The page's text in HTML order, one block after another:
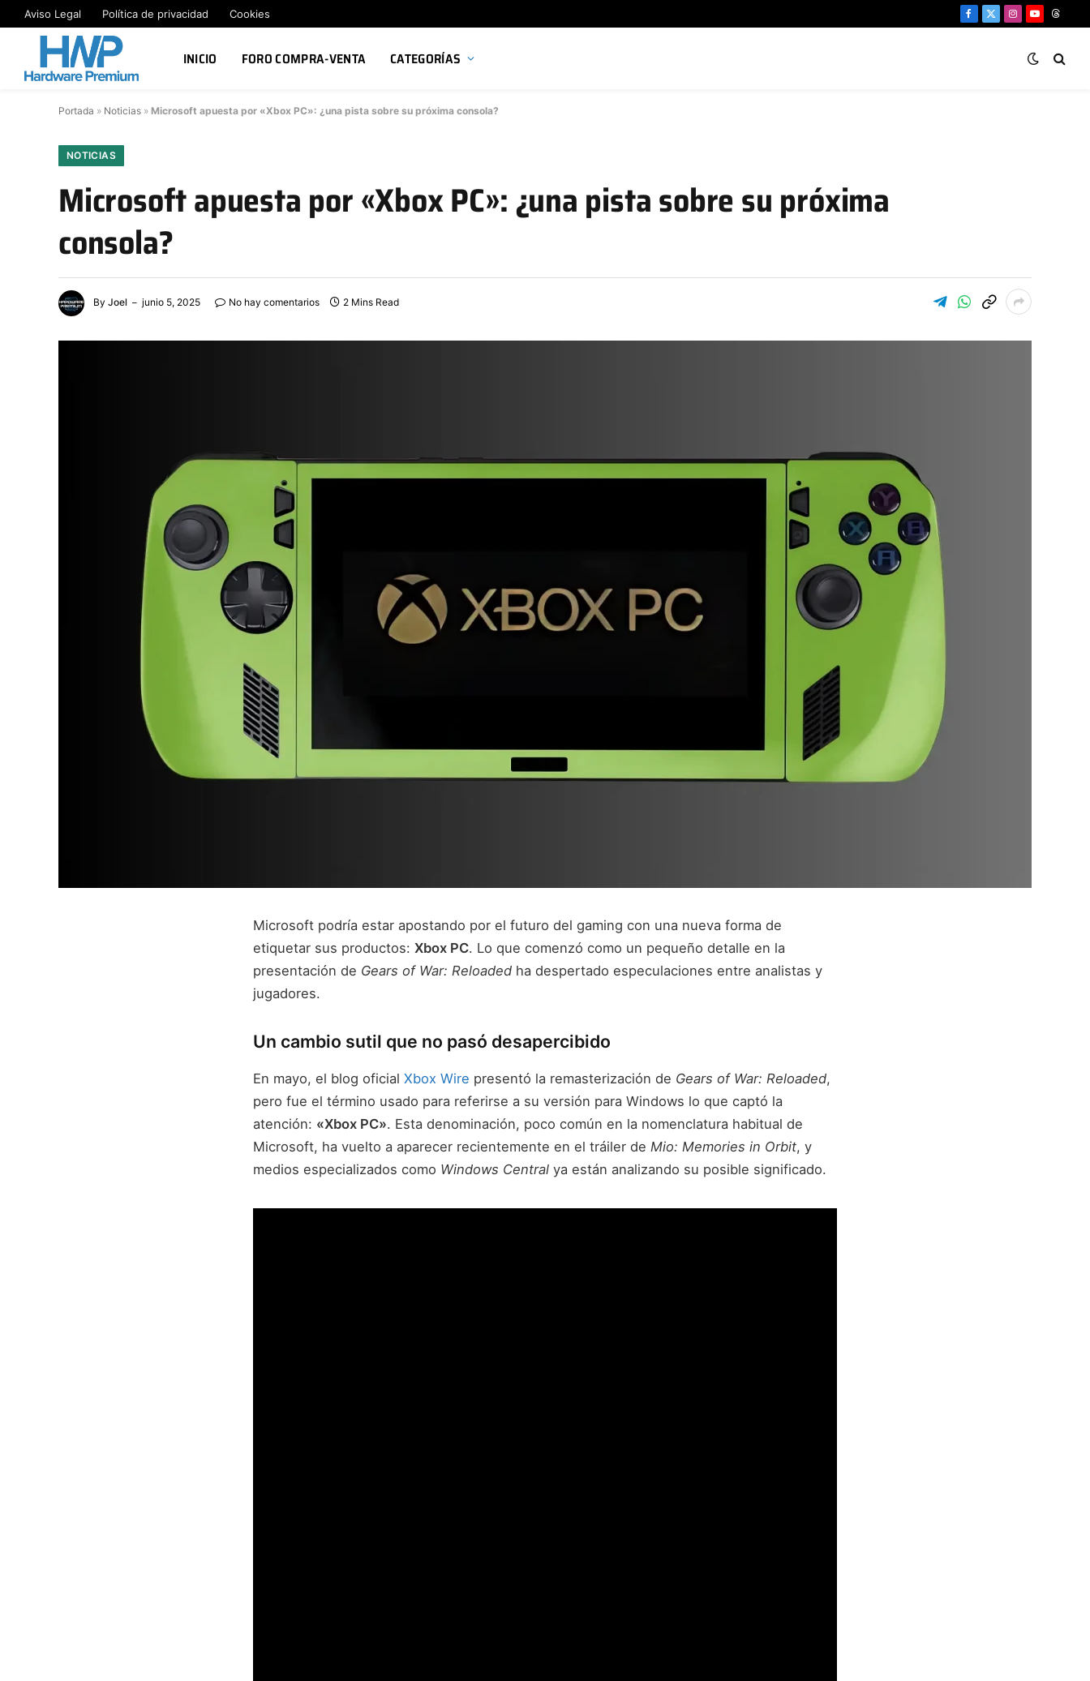
Aviso Legal Política de privacidad Cookies
Facebook
X
Instagram
YouTube
INICIO FORO COMPRA-VENTA CATEGORÍAS
Portada » Noticias » Microsoft apuesta por «Xbox PC»: ¿una pista sobre su próxima consola?
NOTICIAS
Microsoft apuesta por «Xbox PC»: ¿una pista sobre su próxima
consola?
By Joel junio 5, 2025 No hay comentarios 2 Mins Read
Microsoft podría estar apostando por el futuro del gaming con una nueva forma de
etiquetar sus productos: Xbox PC. Lo que comenzó como un pequeño detalle en la
presentación de Gears of War: Reloaded ha despertado especulaciones entre analistas y
jugadores.
Un cambio sutil que no pasó desapercibido
En mayo, el blog oficial Xbox Wire presentó la remasterización de Gears of War: Reloaded,
pero fue el término usado para referirse a su versión para Windows lo que captó la
atención: «Xbox PC». Esta denominación, poco común en la nomenclatura habitual de
Microsoft, ha vuelto a aparecer recientemente en el tráiler de Mio: Memories in Orbit, y
medios especializados como Windows Central ya están analizando su posible significado.